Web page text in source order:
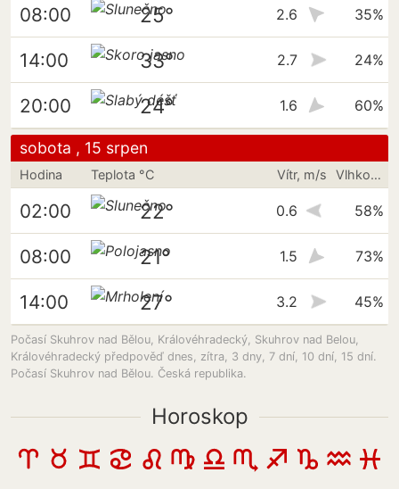
08:00 25° 2.6 35%
14:00 33° 2.7 24%
20:00 24° 1.6 60%
sobota , 15 srpen
Hodina Teplota °C Vítr, m/s Vlhkost vzduchu
02:00 22° 0.6 58%
08:00 21° 1.5 73%
14:00 27° 3.2 45%
Počasí Skuhrov nad Bělou, Královéhradecký, Skuhrov nad Belou,
Královéhradecký předpověď dnes, zítra, 3 dny, 7 dní, 10 dní, 15 dní.
Počasí Skuhrov nad Bělou. Česká republika.
Horoskop